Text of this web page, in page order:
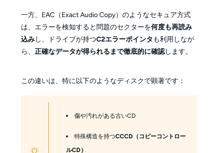
一方、EAC（Exact Audio Copy）のようなセキュア方式
は、エラーを検知すると問題のセクターを何度も再読み
込みし、ドライブが持つC2エラーポインタ も利用しなが
ら、 正確なデータが得られるまで徹底的に確認します。
この違いは、特に以下のようなディスクで顕著です：
傷や汚れがある古いCD
特殊構造を持つCCCD（コピーコントロー
ルCD）